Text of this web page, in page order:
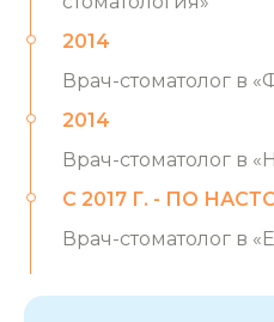
2014
Врач-стоматолог в
2014
Врач-стоматолог в
С 2017 Г. - ПО
Врач-стоматолог в